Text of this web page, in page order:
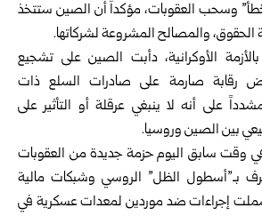
وسحب العقوبات، مؤكداً أن الصين ستتخذ
الحقوق، والمصالح المشروعة لشركاتها.
الأوكرانية، دأبت الصين على تشجيع
رقابة صارمة على صادرات السلع ذات
على أنه لا ينبغي عرقلة أو التأثير على
بين الصين وروسيا.
في وقت سابق اليوم حزمة جديدة من العقوبات
بـ”أسطول الظل” الروسي وشبكات مالية
إجراءات ضد موردين لمعدات عسكرية في